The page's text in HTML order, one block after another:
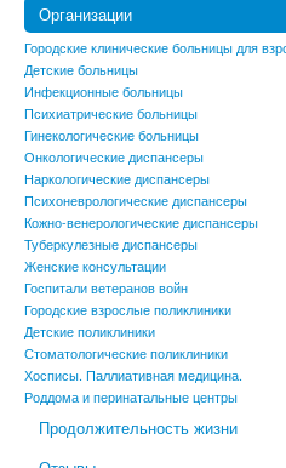
Организации
Городские клинические больницы для
Детские больницы
Инфекционные больницы
Психиатрические больницы
Гинекологические больницы
Онкологические диспансеры
Наркологические диспансеры
Психоневрологические диспансеры
Кожно-венерологические диспансеры
Туберкулезные диспансеры
Женские консультации
Госпитали ветеранов войн
Городские взрослые поликлиники
Детские поликлиники
Стоматологические поликлиники
Хосписы. Паллиативная медицина.
Роддома и перинатальные центры
Продолжительность жизни